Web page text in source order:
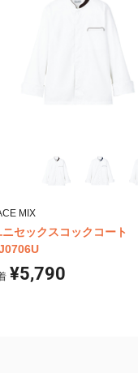
MIX
ニセックスコックコート
¥5,790